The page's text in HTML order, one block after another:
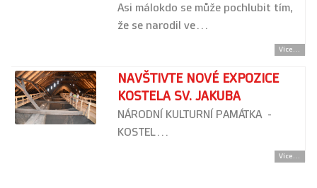
Asi málokdo se může pochlubit tím,
že se narodil ve…
Více...
NAVŠTIVTE NOVÉ EXPOZICE
KOSTELA SV. JAKUBA
NÁRODNÍ KULTURNÍ PAMÁTKA -
KOSTEL…
Více...